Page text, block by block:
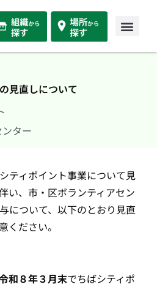
見直しについて
ター
ティポイント事業について見
い、市・区ボランティアセン
について、以下のとおり見直
ください。
和８年３月末でちばシティポ